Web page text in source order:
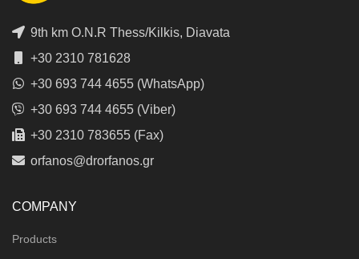
9th km O.N.R Thess/Kilkis, Diavata
+30 2310 781628
+30 693 744 4655 (WhatsApp)
+30 693 744 4655 (Viber)
+30 2310 783655 (Fax)
orfanos@drorfanos.gr
COMPANY
Products